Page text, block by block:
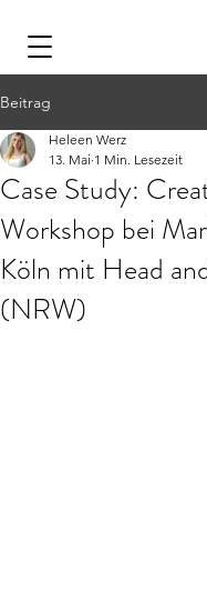
Beitrag
Case Study:
Workshop bei
Köln mit Head
(NRW)
Heleen Werz
13. Mai 1 Min. Lesezeit